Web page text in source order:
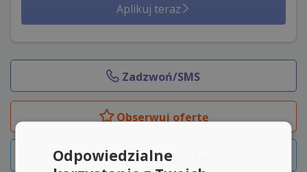
Aplikuj teraz
Zadzwoń/SMS
Obserwuj ofertę
Udostępnij ogłoszenie
Odpowiedzialne